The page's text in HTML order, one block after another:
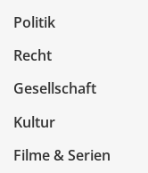
Politik
Recht
Gesellschaft
Kultur
Filme & Serien